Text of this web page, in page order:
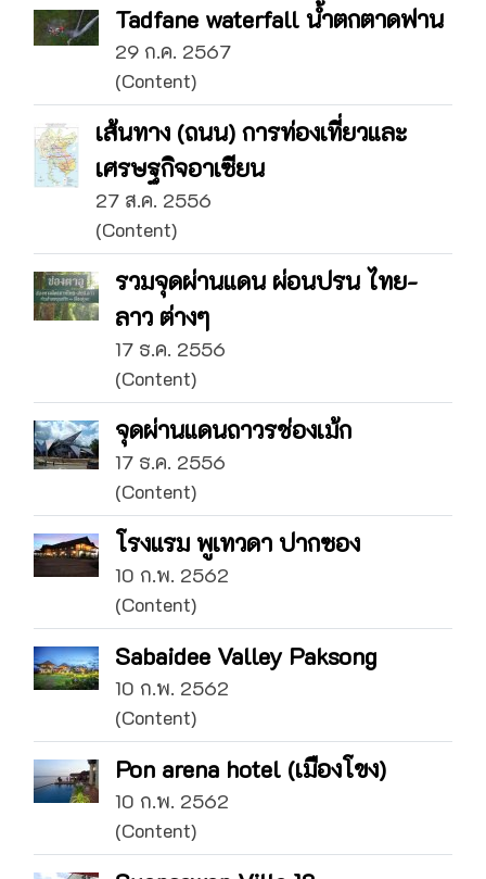
Tadfane waterfall น้ำตกตาดฟาน
29 ก.ค. 2567
(Content)
เส้นทาง (ถนน) การท่องเที่ยวและ
เศรษฐกิจอาเซียน
27 ส.ค. 2556
(Content)
รวมจุดผ่านแดน ผ่อนปรน ไทย-
ลาว ต่างๆ
17 ธ.ค. 2556
(Content)
จุดผ่านแดนถาวรช่องเม้ก
17 ธ.ค. 2556
(Content)
โรงแรม พูเทวดา ปากซอง
10 ก.พ. 2562
(Content)
Sabaidee Valley Paksong
10 ก.พ. 2562
(Content)
Pon arena hotel (เมืองโขง)
10 ก.พ. 2562
(Content)